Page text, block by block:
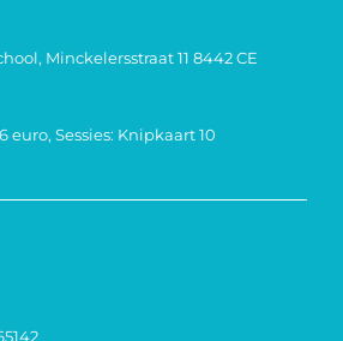
Minckelersstraat 11 8442 CE
euro, Sessies: Knipkaart 10